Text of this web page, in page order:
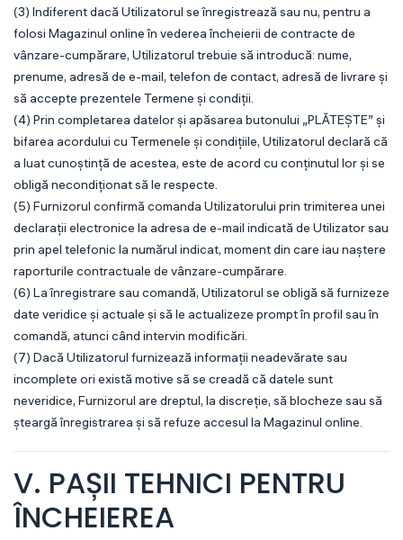
(3) Indiferent dacă Utilizatorul se înregistrează sau nu, pentru a
folosi Magazinul online în vederea încheierii de contracte de
vânzare-cumpărare, Utilizatorul trebuie să introducă: nume,
prenume, adresă de e-mail, telefon de contact, adresă de livrare și
să accepte prezentele Termene și condiții.
(4) Prin completarea datelor și apăsarea butonului „PLĂTEȘTE” și
bifarea acordului cu Termenele și condițiile, Utilizatorul declară că
a luat cunoștință de acestea, este de acord cu conținutul lor și se
obligă necondiționat să le respecte.
(5) Furnizorul confirmă comanda Utilizatorului prin trimiterea unei
declarații electronice la adresa de e-mail indicată de Utilizator sau
prin apel telefonic la numărul indicat, moment din care iau naștere
raporturile contractuale de vânzare-cumpărare.
(6) La înregistrare sau comandă, Utilizatorul se obligă să furnizeze
date veridice și actuale și să le actualizeze prompt în profil sau în
comandă, atunci când intervin modificări.
(7) Dacă Utilizatorul furnizează informații neadevărate sau
incomplete ori există motive să se creadă că datele sunt
neveridice, Furnizorul are dreptul, la discreție, să blocheze sau să
șteargă înregistrarea și să refuze accesul la Magazinul online.
V. PAȘII TEHNICI PENTRU
ÎNCHEIEREA